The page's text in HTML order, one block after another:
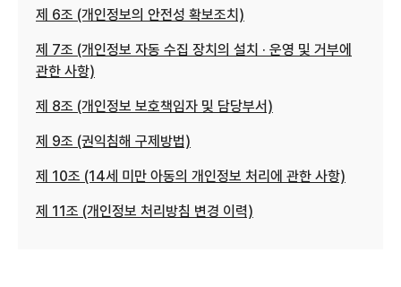
제 6조 (개인정보의 안전성 확보조치)
제 7조 (개인정보 자동 수집 장치의 설치 · 운영 및 거부에
관한 사항)
제 8조 (개인정보 보호책임자 및 담당부서)
제 9조 (권익침해 구제방법)
제 10조 (14세 미만 아동의 개인정보 처리에 관한 사항)
제 11조 (개인정보 처리방침 변경 이력)